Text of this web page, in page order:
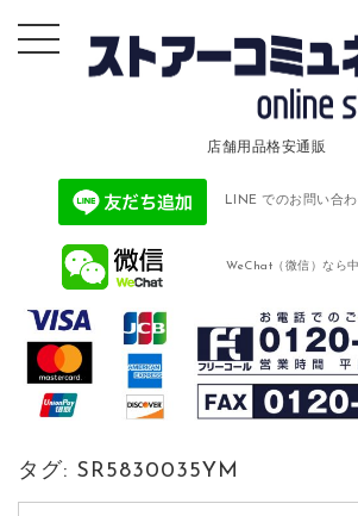
店舗用品格安通販
LINE でのお問い合
WeChat（微信）なら
タグ: SR5830035YM